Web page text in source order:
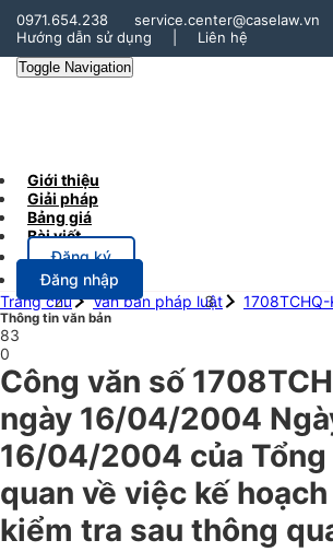
0971.654.238
service.center@caselaw.vn
Hướng dẫn sử dụng
Liên hệ
Toggle Navigation
Giới thiệu
Giải pháp
Bảng giá
Bài viết
Đăng ký
Đăng nhập
Trang chủ
Văn bản pháp luật 1708TCHQ-
Thông tin văn bản
83
0
Công văn số
ngày 16/04/2004
16/04/2004 của Tổng
quan về việc kế
kiểm tra sau thông